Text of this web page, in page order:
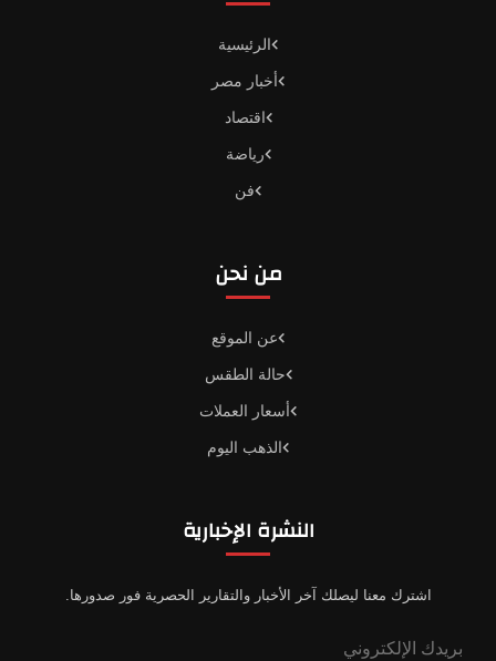
الرئيسية
أخبار مصر
اقتصاد
رياضة
فن
من نحن
عن الموقع
حالة الطقس
أسعار العملات
الذهب اليوم
النشرة الإخبارية
اشترك معنا ليصلك آخر الأخبار والتقارير الحصرية فور صدورها.